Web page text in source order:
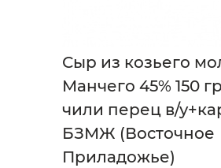
Сыр из козьего
Манчего 45% 150
чили перец в/
БЗМЖ (Восточное
Приладожье)